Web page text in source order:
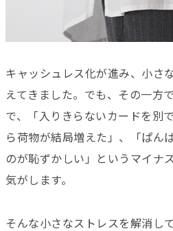
キャッシュレス化が進み、小さ
えてきました。でも、その一方
で、「入りきらないカードを別
ら荷物が結局増えた」、「ぱん
のが恥ずかしい」というマイナ
気がします。
そんな小さなストレスを解消し